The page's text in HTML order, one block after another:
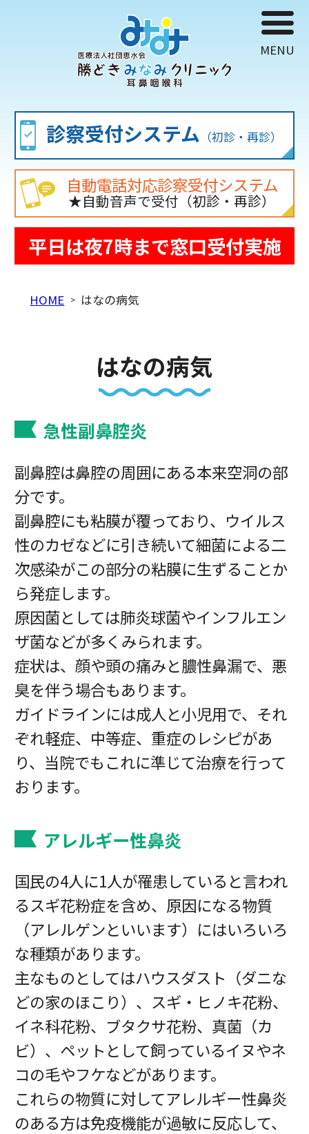
診察受付システム （初診・再診）
自動電話対応診察受付システム
★自動音声で受付（初診・再診）
平日は夜7時まで窓口受付実施
HOME はなの病気
はなの病気
急性副鼻腔炎
副鼻腔は鼻腔の周囲にある本来空洞の部
分です。
副鼻腔にも粘膜が覆っており、ウイルス
性のカゼなどに引き続いて細菌による二
次感染がこの部分の粘膜に生ずることか
ら発症します。
原因菌としては肺炎球菌やインフルエン
ザ菌などが多くみられます。
症状は、顔や頭の痛みと膿性鼻漏で、悪
臭を伴う場合もあります。
ガイドラインには成人と小児用で、それ
ぞれ軽症、中等症、重症のレシピがあ
り、当院でもこれに準じて治療を行って
おります。
アレルギー性鼻炎
国民の4人に1人が罹患していると言われ
るスギ花粉症を含め、原因になる物質
（アレルゲンといいます）にはいろいろ
な種類があります。
主なものとしてはハウスダスト（ダニな
どの家のほこり）、スギ・ヒノキ花粉、
イネ科花粉、ブタクサ花粉、真菌（カ
ビ）、ペットとして飼っているイヌやネ
コの毛やフケなどがあります。
これらの物質に対してアレルギー性鼻炎
のある方は免疫機能が過敏に反応して、